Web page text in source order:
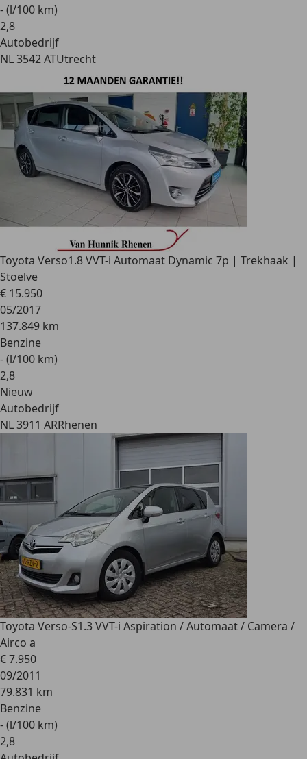
- (l/100 km)
2,8
Autobedrijf
NL 3542 ATUtrecht
Toyota Verso1.8 VVT-i Automaat Dynamic 7p | Trekhaak |
Stoelve
€ 15.950
05/2017
137.849 km
Benzine
- (l/100 km)
2,8
Nieuw
Autobedrijf
NL 3911 ARRhenen
Toyota Verso-S1.3 VVT-i Aspiration / Automaat / Camera /
Airco a
€ 7.950
09/2011
79.831 km
Benzine
- (l/100 km)
2,8